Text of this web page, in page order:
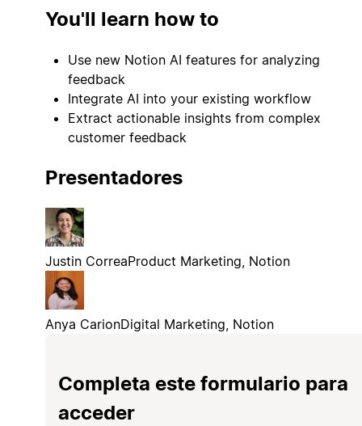
You'll learn how to
Use new Notion AI features for analyzing
feedback
Integrate AI into your existing workflow
Extract actionable insights from complex
customer feedback
Presentadores
Justin CorreaProduct Marketing, Notion
Anya CarionDigital Marketing, Notion
Completa este formulario para
acceder